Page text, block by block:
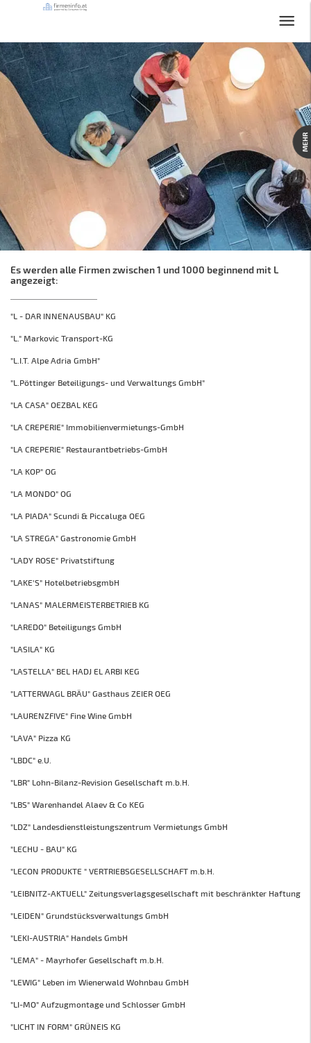
Es werden alle Firmen zwischen 1 und 1000 beginnend mit L
angezeigt:
"L - DAR INNENAUSBAU" KG
"L." Markovic Transport-KG
"L.I.T. Alpe Adria GmbH"
"L.Pöttinger Beteiligungs- und Verwaltungs GmbH"
"LA CASA" OEZBAL KEG
"LA CREPERIE" Immobilienvermietungs-GmbH
"LA CREPERIE" Restaurantbetriebs-GmbH
"LA KOP" OG
"LA MONDO" OG
"LA PIADA" Scundi & Piccaluga OEG
"LA STREGA" Gastronomie GmbH
"LADY ROSE" Privatstiftung
"LAKE'S" HotelbetriebsgmbH
"LANAS" MALERMEISTERBETRIEB KG
"LAREDO" Beteiligungs GmbH
"LASILA" KG
"LASTELLA" BEL HADJ EL ARBI KEG
"LATTERWAGL BRÄU" Gasthaus ZEIER OEG
"LAURENZFIVE" Fine Wine GmbH
"LAVA" Pizza KG
"LBDC" e.U.
"LBR" Lohn-Bilanz-Revision Gesellschaft m.b.H.
"LBS" Warenhandel Alaev & Co KEG
"LDZ" Landesdienstleistungszentrum Vermietungs GmbH
"LECHU - BAU" KG
"LECON PRODUKTE " VERTRIEBSGESELLSCHAFT m.b.H.
"LEIBNITZ-AKTUELL" Zeitungsverlagsgesellschaft mit beschränkter Haftung
"LEIDEN" Grundstücksverwaltungs GmbH
"LEKI-AUSTRIA" Handels GmbH
"LEMA" - Mayrhofer Gesellschaft m.b.H.
"LEWIG" Leben im Wienerwald Wohnbau GmbH
"LI-MO" Aufzugmontage und Schlosser GmbH
"LICHT IN FORM" GRÜNEIS KG
MEHR